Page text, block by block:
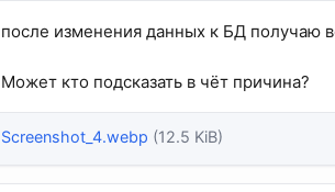
после изменения данных к БД получаю
Может кто подсказать в чёт причина?
Screenshot_4.webp (12.5 KiB)